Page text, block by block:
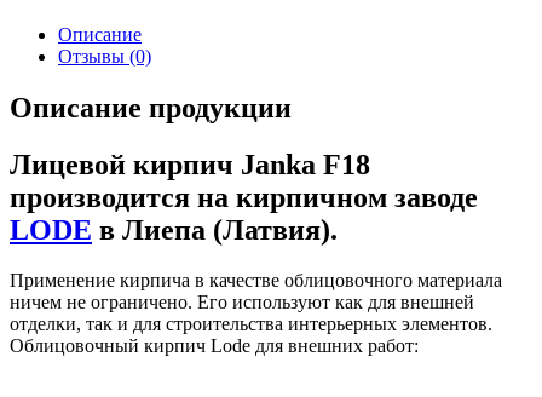
Описание
Отзывы (0)
Описание продукции
Лицевой кирпич Janka F18
производится на кирпичном заводе
LODE в Лиепа (Латвия).
Применение кирпича в качестве облицовочного материала
ничем не ограничено. Его используют как для внешней
отделки, так и для строительства интерьерных элементов.
Облицовочный кирпич Lode для внешних работ: